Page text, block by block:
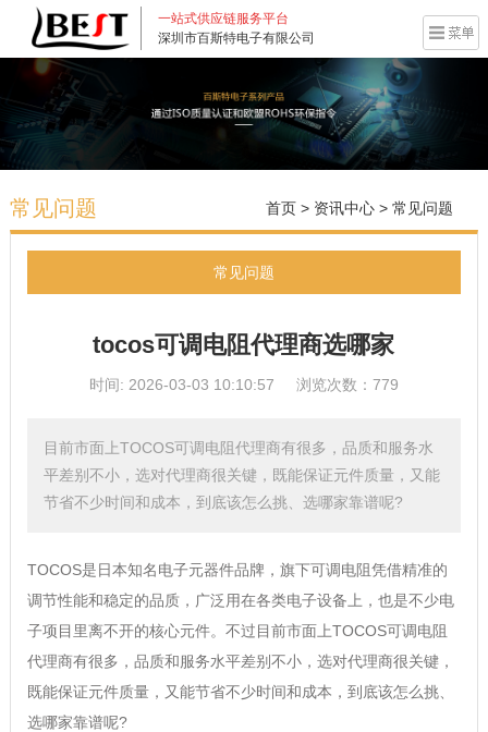
一站式供应链服务平台
深圳市百斯特电子有限公司
常见问题 首页> 资讯中心> 常见问题
常见问题
tocos可调电阻代理商选哪家
时间: 2026-03-03 10:10:57 浏览次数：779
目前市面上TOCOS可调电阻代理商有很多，品质和服务水
平差别不小，选对代理商很关键，既能保证元件质量，又能
节省不少时间和成本，到底该怎么挑、选哪家靠谱呢?
TOCOS是日本知名电子元器件品牌，旗下可调电阻凭借精准的
调节性能和稳定的品质，广泛用在各类电子设备上，也是不少电
子项目里离不开的核心元件。不过目前市面上TOCOS可调电阻
代理商有很多，品质和服务水平差别不小，选对代理商很关键，
既能保证元件质量，又能节省不少时间和成本，到底该怎么挑、
选哪家靠谱呢?